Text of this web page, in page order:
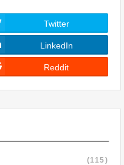
Twitter
LinkedIn
Reddit
(115)